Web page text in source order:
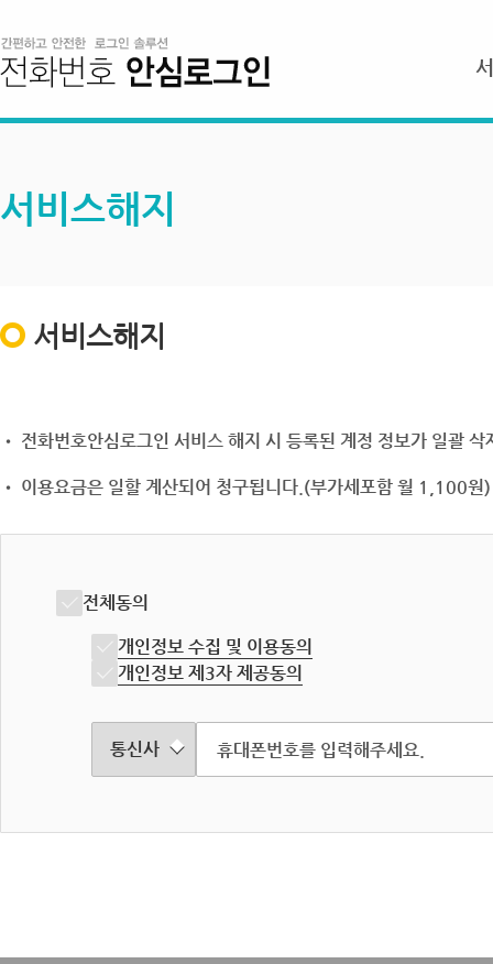
서비스해지
서비스해지
• 전화번호안심로그인 서비스 해지 시 등록된 계정 정보가 일괄
• 이용요금은 일할 계산되어 청구됩니다.(부가세포함 월 1,100원)
전체동의
개인정보 수집 및 이용동의
개인정보 제3자 제공동의